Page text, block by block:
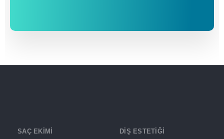
SAÇ EKİMİ DİŞ ESTETİĞİ